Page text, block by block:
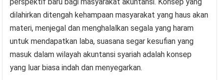
dilahirkan ditengah kehampaan masyarakat yang haus akan
materi, menjegal dan menghalalkan segala yang haram
untuk mendapatkan laba, suasana segar kesufian yang
masuk dalam wilayah akuntansi syariah adalah konsep
yang luar biasa indah dan menyegarkan.